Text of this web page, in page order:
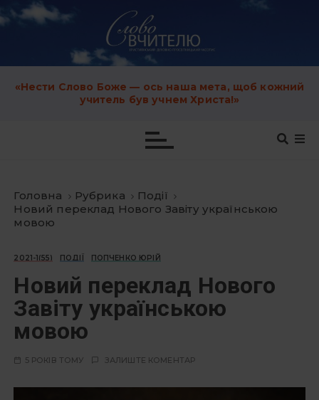
k
o
«Нести Слово Боже — ось наша мета, щоб кожний
учитель був учнем Христа!»
Головна Рубрика
Події
Новий переклад Нового Завіту українською
мовою
2021-1(55) ПОДІЇ ПОПЧЕНКО ЮРІЙ
Новий переклад Нового
Завіту українською
мовою
5 РОКІВ ТОМУ ЗАЛИШТЕ КОМЕНТАР